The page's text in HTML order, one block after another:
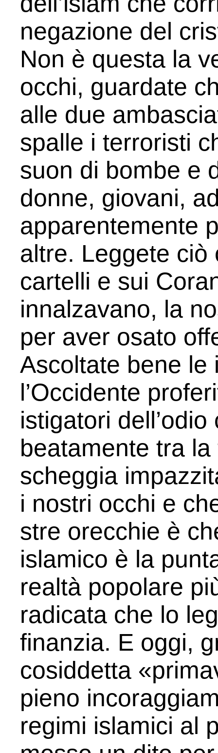
negazione del
Non è questa la
occhi, guardate
alle due
spalle i terroristi
suon di bombe e
donne, giovani,
apparentemente
altre. Leggete ciò
cartelli e sui
innalzavano, la
per aver osato
Ascoltate bene le
l’Occidente
istigatori
beatamen­te tra
scheggia
i no­stri occhi e
stre orecchie è
islamico è la
realtà popolare
radicata che lo
finanzia. E oggi,
cosiddetta
pieno
regimi islamici al